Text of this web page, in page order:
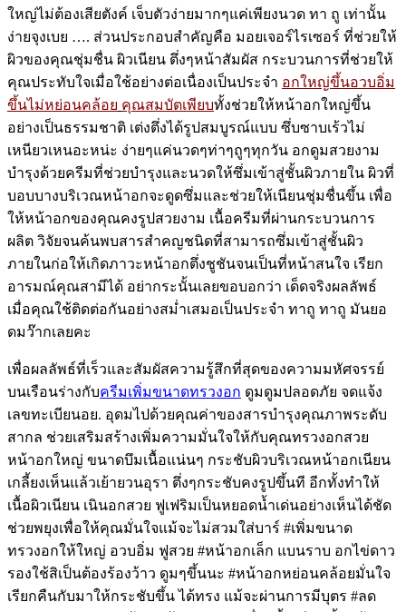
ใหญ่ไม่ต้องเสียตังค์ เจ็บตัวง่ายมากๆแค่เพียงนวด ทา ถู เท่านั้น
ง่ายจุงเบย …. ส่วนประกอบสำคัญคือ มอยเจอร์ไรเซอร์ ที่ช่วยให้
ผิวของคุณชุ่มชื่น ผิวเนียน ตึ่งๆหน้าสัมผัส กระบวนการที่ช่วยให้
คุณประทับใจเมื่อใช้อย่างต่อเนื่องเป็นประจำ อกใหญ่ขึ้นอวบอิ่ม
ขึ้นไม่หย่อนคล้อย คุณสมบัตเพียบทั้งช่วยให้หน้าอกใหญ่ขึ้น
อย่างเป็นธรรมชาติ เต่งตึ่งได้รูปสมบูรณ์แบบ ซึ่บซาบเร้วไม่
เหนียวเหนอะหน่ะ ง่ายๆแค่นวดๆท่าๆถูๆทุกวัน อกดูมสวยงาม
บำรุงด้วยครีมที่ช่วยบำรุงและนวดให้ซึ่มเข้าสู่ชั้นผิวภายใน ผิวที่
บอบบางบริเวณหน้าอกจะดูดซึ่มและช่วยให้เนียนชุ่มชื่นขึ้น เพื่อ
ให้หน้าอกของคุณคงรูปสวยงาม เนื้อครีมที่ผ่านกระบวนการ
ผลิต วิจัยจนค้นพบสารสำคญชนิดที่สามารถซึ่มเข้าสู่ชั้นผิว
ภายในก่อให้เกิดภาวะหน้าอกตึ่งชูชันจนเป็นที่หน้าสนใจ เรียก
อารมณ์คุณสามีได้ อย่ากระนั้นเลยขอบอกว่า เด็ดจริงผลลัพธ์
เมื่อคุณใช้ติดต่อกันอย่างสม่ำเสมอเป็นประจำ ทาถู ทาถู มันยอ
ดมว๊ากเลยคะ
เพื่อผลลัพธ์ที่เร็วและสัมผัสความรู้สึกที่สุดของความมหัศจรรย์
บนเรือนร่างกับครีมเพิ่มขนาดทรวงอก ดูมดูมปลอดภัย จดแจ้ง
เลขทะเบียนอย. อุดมไปด้วยคุณค่าของสารบำรุงคุณภาพระดับ
สากล ช่วยเสริมสร้างเพิ่มความมั่นใจให้กับคุณทรวงอกสวย
หน้าอกใหญ่ ขนาดบึมเนื้อแน่นๆ กระชับผิวบริเวณหน้าอกเนียน
เกลี้ยงเห็นแล้วเย้ายวนอุรา ตึ่งๆกระชับคงรูปขึ้นที อีกทั้งทำให้
เนื้อผิวเนียน เนินอกสวย ฟูเฟริมเป็นหยอดน้ำเด่นอย่างเห็นได้ชัด
ช่วยพยุงเพื่อให้คุณมั่นใจแม้จะไม่สวมใส่บาร์ #เพิ่มขนาด
ทรวงอกให้ใหญ่ อวบอิ่ม ฟูสวย #หน้าอกเล็ก แบนราบ อกไข่ดาว
รองใช้สิเป็นต้องร้องว้าว ดูมๆขึ้นนะ #หน้าอกหย่อนคล้อยมั่นใจ
เรียกคืนกับมาให้กระชับขึ้น ได้ทรง แม้จะผ่านการมีบุตร #ลด